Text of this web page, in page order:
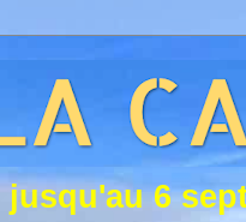
jusqu'au 6 sep